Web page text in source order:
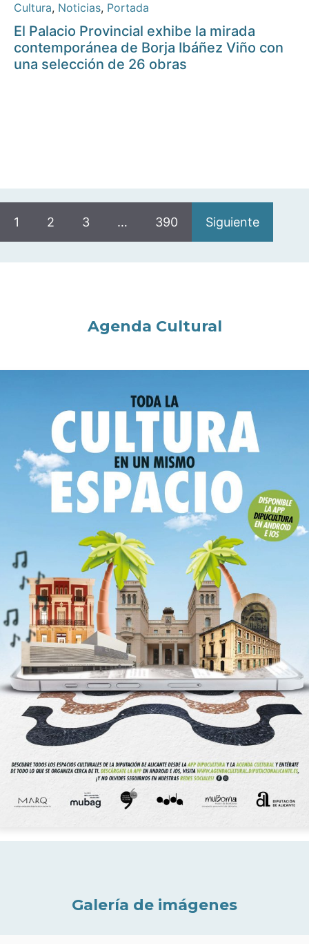
Cultura, Noticias, Portada
El Palacio Provincial exhibe la mirada
contemporánea de Borja Ibáñez Viño con
una selección de 26 obras
1 2 3 … 390 Siguiente
Agenda Cultural
Galería de imágenes